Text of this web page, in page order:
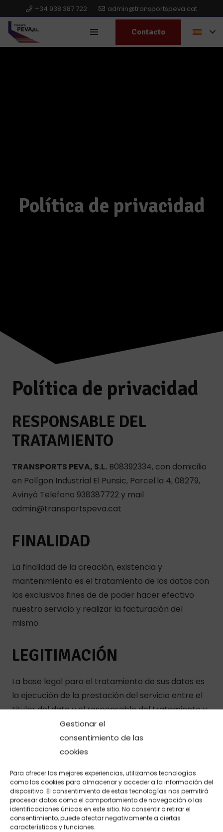
Gestionar el
consentimiento de las
cookies
Para ofrecer las mejores experiencias, utilizamos tecnologías
como las cookies para almacenar y acceder a la información del
dispositivo. El consentimiento de estas tecnologías nos permitirá
procesar datos como el comportamiento de navegación o las
identificaciones únicas en este sitio. No consentir o retirar el
consentimiento, puede afectar negativamente a ciertas
características y funciones.
+34 938 387 722 admin@transportspeva.cat
Contacto
Política de privacidad
Política de privacidad
RESPONSABLE DEL
TRATAMIENTO
TRANSPORTS PEVA, S.L. B08392334, con domicilio
en Polígon Industrial El Punsic, Parcel.la 4, 08279,
Avinyó Telefono 938387722 y mail
admin@transportspeva.cat
FINALIDAD
La finalidad de la creación, existencia y
mantenimiento es el tratamiento de los datos con
los exclusivos fines de de poder hacer efectivo
nuestro servicio y realizar la facturación del
mismo.
LEGITIMACIÓN
La base legal para el tratamiento de sus datos es
la ejecución de la prestación del servicio entre el
titular del dato y el responsable del tratamiento y
dicha información personal se conservará
mientras se mantenga la prestación del mismoo
durante el tiempo estrictamente necesario para
PERIODO DE
CONSERVACIÓN